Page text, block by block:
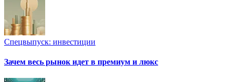
Спецвыпуск: инвестиции
Зачем весь рынок идет в премиум и люкс